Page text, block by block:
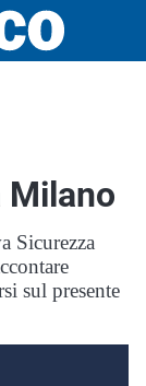
Milano
Sicurezza
sul presente